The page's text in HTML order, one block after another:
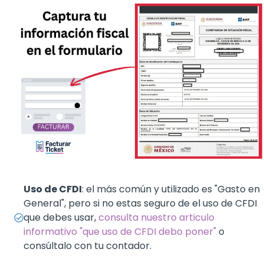
Uso de CFDI: el más común y utilizado es "Gasto en
General", pero si no estas seguro de el uso de CFDI
que debes usar,consulta nuestro articulo
informativo "que uso de CFDI debo poner" o
consúltalo con tu contador.